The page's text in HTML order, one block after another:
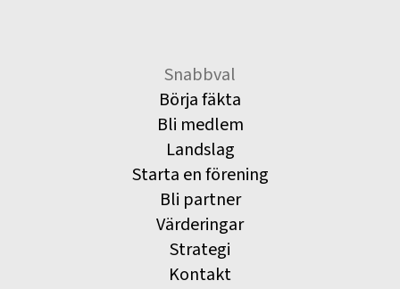
Snabbval
Börja fäkta
Bli medlem
Landslag
Starta en förening
Bli partner
Värderingar
Strategi
Kontakt